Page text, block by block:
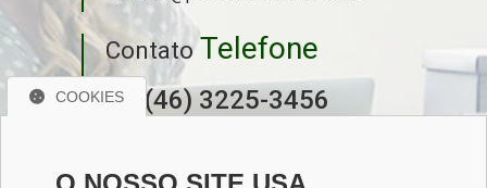
ContatoTelefone
(46) 3225-3456
COOKIES